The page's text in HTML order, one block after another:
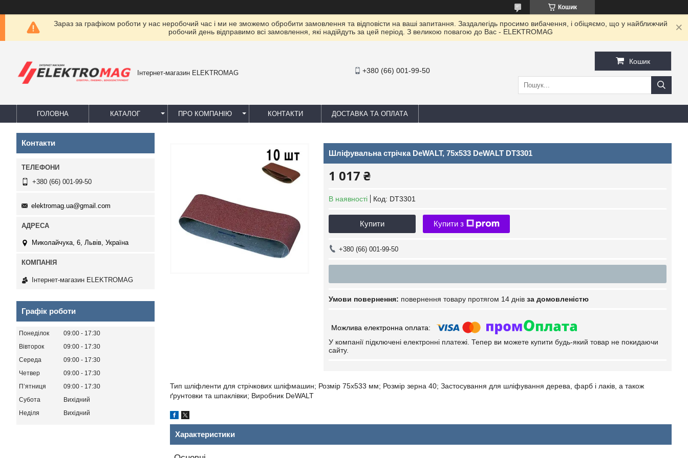
Кошик
Зараз за графіком роботи у нас неробочий час і ми не зможемо обробити замовлення та відповісти на ваші запитання. Заздалегідь просимо вибачення, і обіцяємо, що у найближчий
робочий день відправимо всі замовлення, які надійдуть за цей період. З великою повагою до Ваc - ELEKTROMAG
Інтернет-магазин ELEKTROMAG +380 (66) 001-99-50
Кошик
ГОЛОВНА КАТАЛОГ ПРО КОМПАНІЮ КОНТАКТИ ДОСТАВКА ТА ОПЛАТА
Шліфувальна стрічка DeWALT, 75х533 DeWALT DT3301
1 017 ₴
В наявності Код: DT3301
Купити Купити з
+380 (66) 001-99-50
повернення товару протягом 14 днів за домовленістю
У компанії підключені електронні платежі. Тепер ви можете купити будь-який товар не покидаючи
сайту.
Тип шліфленти для стрічкових шліфмашин; Розмір 75х533 мм; Розмір зерна 40; Застосування для шліфування дерева, фарб і лаків, а також
ґрунтовки та шпаклівки; Виробник DeWALT
Характеристики
Контакти
+380 (66) 001-99-50
elektromag.ua@gmail.com
Миколайчука, 6, Львів, Україна
Інтернет-магазин ELEKTROMAG
Графік роботи
Понеділок 09:00
17:30
Вівторок
09:00
17:30
Середа
09:00
17:30
Четвер
09:00
17:30
Пʼятниця
09:00
17:30
Субота
Вихідний
Неділя
Вихідний